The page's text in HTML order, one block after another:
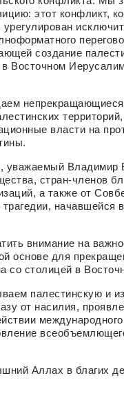
этот конфликт,
создание
в Восточном
власти на
Владимир
стран-членов
а также от
начавшейся
внимание на
основе для
со столицей в
палестинскую и
от насилия,
Аллах в благих